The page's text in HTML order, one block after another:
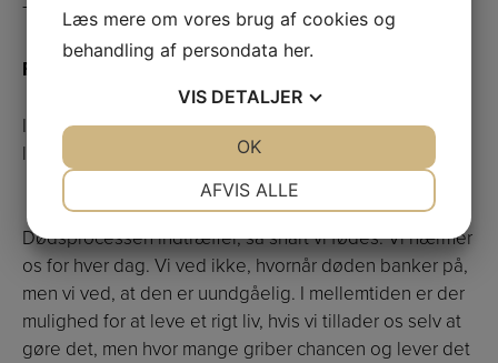
Tom Twining-Ward
Foredrag 2: Kunsten at dø
Ingen levende kender døden, men hvor mange
levende kender livet?
Dødsprocessen indtræffer, så snart vi fødes. Vi nærmer
os for hver dag. Vi ved ikke, hvornår døden banker på,
men vi ved, at den er uundgåelig. I mellemtiden er der
mulighed for at leve et rigt liv, hvis vi tillader os selv at
gøre det, men hvor mange griber chancen og lever det
Læs mere om vores brug af cookies og
behandling af persondata her.
VIS DETALJER
MARKETING STATISTIK
AFVIS ALLE
OK